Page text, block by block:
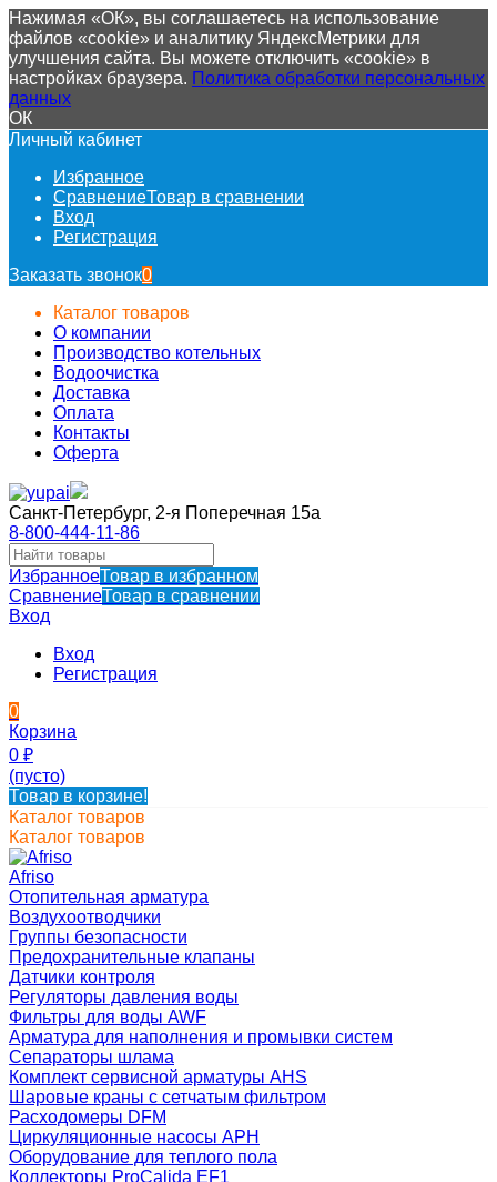
Нажимая «ОК», вы соглашаетесь на использование
файлов «cookie» и аналитику ЯндексМетрики для
улучшения сайта. Вы можете отключить «cookie» в
настройках браузера. Политика обработки персональных
данных
ОК
Личный кабинет
Избранное
СравнениеТовар в сравнении
Вход
Регистрация
Заказать звонок0
Каталог товаров
О компании
Производство котельных
Водоочистка
Доставка
Оплата
Контакты
Оферта
Санкт-Петербург, 2-я Поперечная 15а
8-800-444-11-86
ИзбранноеТовар в избранном
СравнениеТовар в сравнении
Вход
Вход
Регистрация
0
Корзина
0 ₽
(пусто)
Товар в корзине!
Каталог товаров
Каталог товаров
Afriso
Отопительная арматура
Воздухоотводчики
Группы безопасности
Предохранительные клапаны
Датчики контроля
Регуляторы давления воды
Фильтры для воды AWF
Арматура для наполнения и промывки систем
Сепараторы шлама
Комплект сервисной арматуры AHS
Шаровые краны с сетчатым фильтром
Расходомеры DFM
Циркуляционные насосы APH
Оборудование для теплого пола
Коллекторы ProCalida EF1